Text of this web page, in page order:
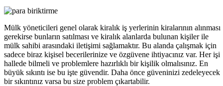
Mülk yöneticileri genel olarak kiralık iş yerlerinin kiralarının alınması
gerekirse bunların satılması ve kiralık alanlarda bulunan kişiler ile
mülk sahibi arasındaki iletişimi sağlamaktır. Bu alanda çalışmak için
sadece biraz kişisel becerilerinize ve özgüvene ihtiyacınız var. Her işi
hallede bilmeli ve problemlere hazırlıklı bir kişilik olmalısınız. En
büyük sıkıntı ise bu işte güvendir. Daha önce güveninizi zedeleyecek
bir sıkıntınız varsa bu size problem çıkartabilir.